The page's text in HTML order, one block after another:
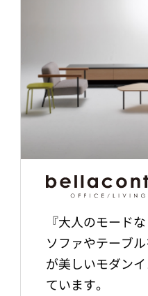
『大人のモード
ソファやテーブ
が美しいモダン
ています。